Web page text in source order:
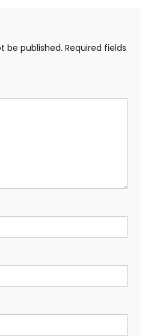
be published. Required fields